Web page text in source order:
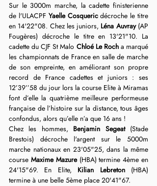
Sur le 3000m marche, la cadette finisterienne
de l'ULACPF Yaelle Cosqueric décroche le titre
en 14'22"08. Chez les juniors, Léna Auvray (AP
Fougères) décroche le titre en 13'21"10. La
cadette du CJF St Malo Chloé Le Roch a marqué
les championnats de France en salle de marche
de son empreinte, en améliorant son propre
record de France cadettes et juniors : ses
12’39’’58 du jour lors la course Elite à Miramas
font d’elle la quatrième meilleure performeuse
française de l’histoire sur la distance, tous âges
confondus, alors qu’elle n’a que 16 ans !
Chez les hommes, Benjamin Segeat (Stade
Brestois) décroche l'argent sur le 5000m
marche nationaux en 23'05"25, dans la même
course Maxime Mazure (HBA) termine 4ème en
24'15"69. En Elite, Kilian Lebreton (HBA)
termine à une belle 5ème place 20'41"67.